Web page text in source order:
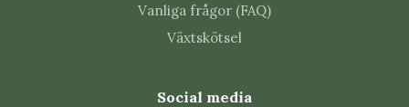
Högre luftfuktighet minskar risken för torra
Vanliga frågor (FAQ)
Växtskötsel
Social media